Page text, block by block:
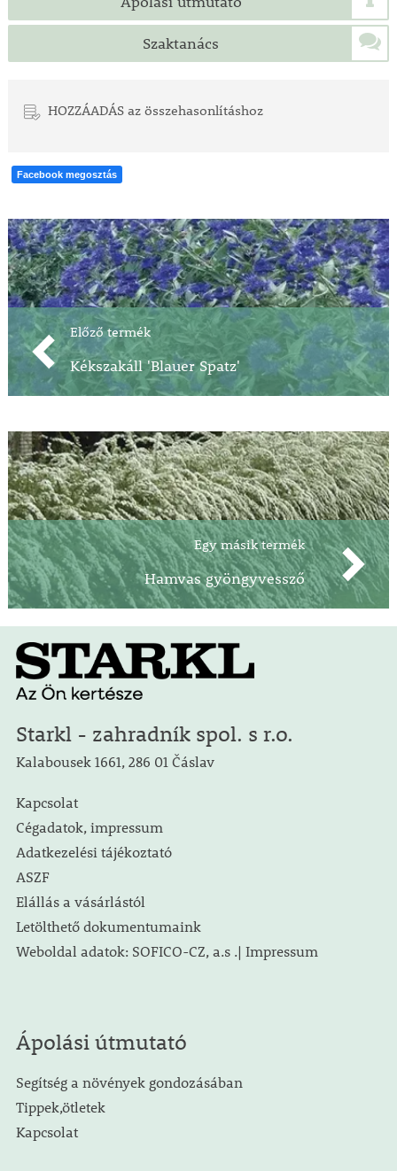
Szaktanács
HOZZÁADÁS az összehasonlításhoz
Facebook megosztás
Előző termék
Kékszakáll 'Blauer Spatz'
Egy másik termék
Hamvas gyöngyvessző
Starkl - zahradník spol. s r.o.
Kalabousek 1661, 286 01 Čáslav
Kapcsolat
Cégadatok, impressum
Adatkezelési tájékoztató
ASZF
Elállás a vásárlástól
Letölthető dokumentumaink
Weboldal adatok: SOFICO-CZ, a.s .| Impressum
Ápolási útmutató
Segítség a növények gondozásában
Tippek,ötletek
Kapcsolat